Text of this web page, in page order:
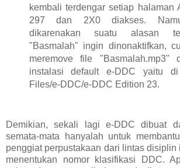
kembali terdengar setiap halaman
297 dan 2X0 diakses.
dikarenakan suatu alasan
"Basmalah" ingin dinonaktifkan,
meremove file "Basmalah.mp3"
instalasi default e-DDC yaitu di
Files/e-DDC/e-DDC Edition 23.
Demikian, sekali lagi e-DDC dibuat
semata-mata hanyalah untuk
penggiat perpustakaan dari lintas disiplin
menentukan nomor klasifikasi DDC.